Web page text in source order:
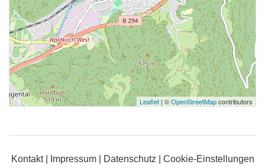
Leaflet | ©OpenStreetMapcontributors
Kontakt| Impressum| Datenschutz Cookie-Einstellungen